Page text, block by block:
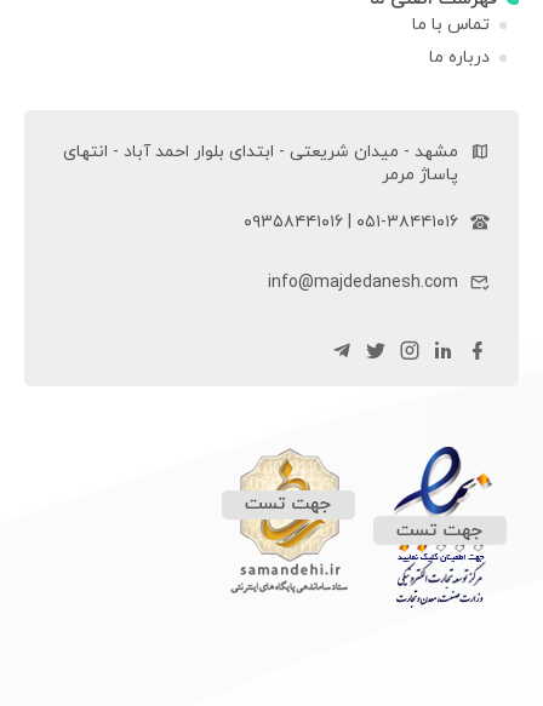
تماس با ما
درباره ما
مشهد - میدان شریعتی - ابتدای بلوار احمد آباد - انتهای
پاساژ مرمر
۰۵۱-۳۸۴۴۱۰۱۶ | ۰۹۳۵۸۴۴۱۰۱۶
info@majdedanesh.com